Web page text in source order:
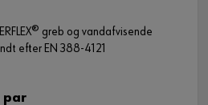
greb og vandafvisende
efter EN 388-4121
par